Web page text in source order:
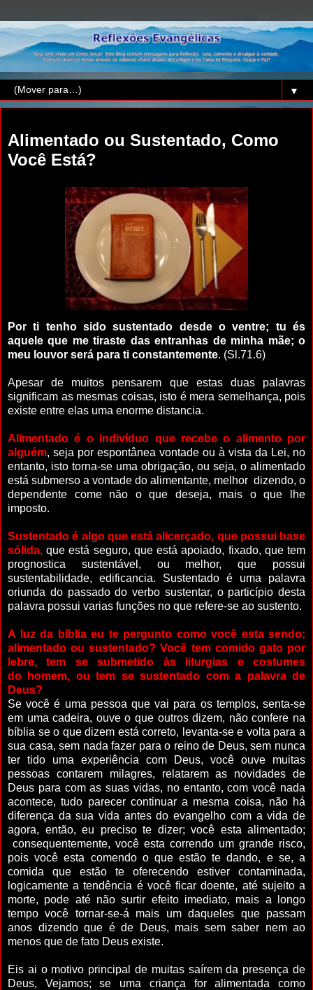
▼
Alimentado ou Sustentado, Como
Você Está?
Por ti tenho sido sustentado desde o ventre; tu és
aquele que me tiraste das entranhas de minha mãe; o
meu louvor será para ti constantemente. (Sl.71.6)
Apesar de muitos pensarem que estas duas palavras
significam as mesmas coisas, isto é mera semelhança, pois
existe entre elas uma enorme distancia.
Alimentado é o indivíduo que recebe o alimento por
alguém, seja por espontânea vontade ou à vista da Lei, no
entanto, isto torna-se uma obrigação, ou seja, o alimentado
está submerso a vontade do alimentante, melhor dizendo, o
dependente come não o que deseja, mais o que lhe
imposto.
Sustentado é algo que está alicerçado, que possui base
sólida, que está seguro, que está apoiado, fixado, que tem
prognostica sustentável, ou melhor, que possui
sustentabilidade, edificancia. Sustentado é uma palavra
oriunda do passado do verbo sustentar, o particípio desta
palavra possui varias funções no que refere-se ao sustento.
A luz da bíblia eu te pergunto como você esta sendo;
alimentado ou sustentado? Você tem comido gato por
lebre, tem se submetido às liturgias e costumes
do homem, ou tem se sustentado com a palavra de
Deus?
Se você é uma pessoa que vai para os templos, senta-se
em uma cadeira, ouve o que outros dizem, não confere na
bíblia se o que dizem está correto, levanta-se e volta para a
sua casa, sem nada fazer para o reino de Deus, sem nunca
ter tido uma experiência com Deus, você ouve muitas
pessoas contarem milagres, relatarem as novidades de
Deus para com as suas vidas, no entanto, com você nada
acontece, tudo parecer continuar a mesma coisa, não há
diferença da sua vida antes do evangelho com a vida de
agora, então, eu preciso te dizer; você esta alimentado;
consequentemente, você esta correndo um grande risco,
pois você esta comendo o que estão te dando, e se, a
comida que estão te oferecendo estiver contaminada,
logicamente a tendência é você ficar doente, até sujeito a
morte, pode até não surtir efeito imediato, mais a longo
tempo você tornar-se-á mais um daqueles que passam
anos dizendo que é de Deus, mais sem saber nem ao
menos que de fato Deus existe.
Eis ai o motivo principal de muitas saírem da presença de
Deus, Vejamos; se uma criança for alimentada como